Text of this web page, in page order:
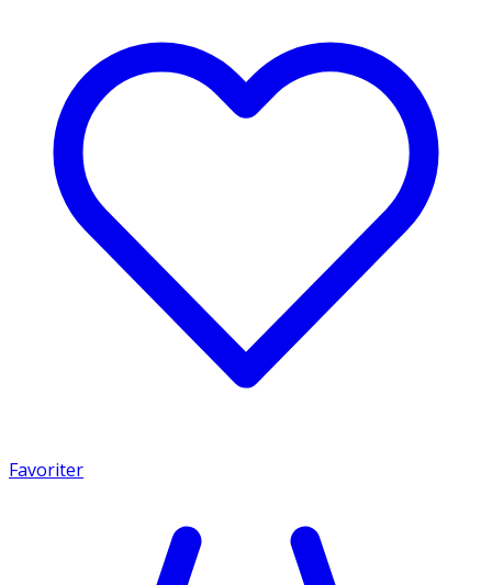
Favoriter